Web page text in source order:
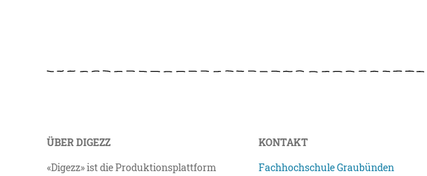
ÜBER DIGEZZ
«Digezz» ist die Produktionsplattform
KONTAKT
Fachhochschule Graubünden